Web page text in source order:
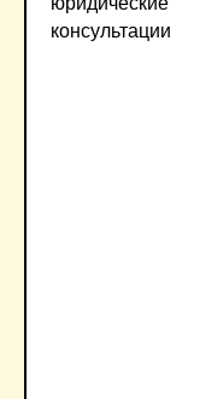
консультации